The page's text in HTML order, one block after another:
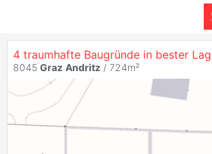
4 traumhafte Baugründe in bester
8045 Graz Andritz / 724m²